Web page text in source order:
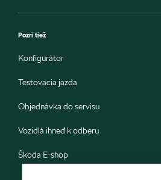
Pozri tiež
Konfigurátor
Testovacia jazda
Objednávka do servisu
Vozidlá ihneď k odberu
Škoda E-shop